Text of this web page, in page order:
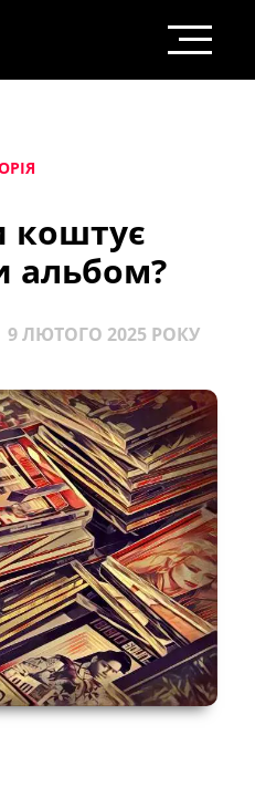
коштує
альбом?
9 ЛЮТОГО 2025 РОКУ